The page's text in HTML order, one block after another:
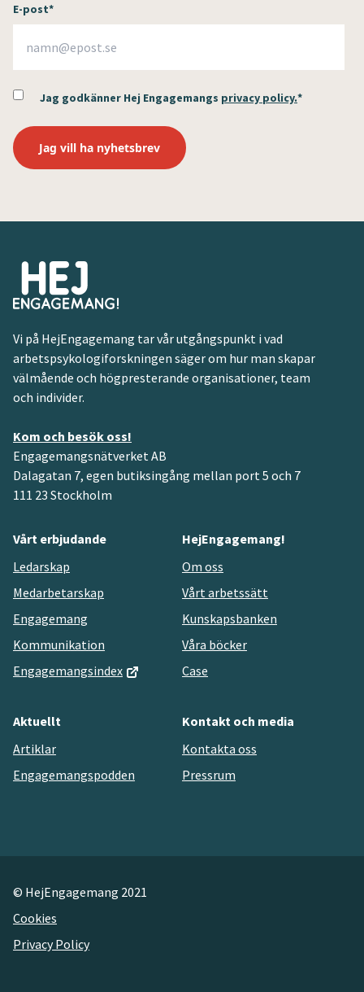
E-post*
Jag godkänner Hej Engagemangs privacy policy.*
Vi på HejEngagemang tar vår utgångspunkt i vad
arbetspsykologiforskningen säger om hur man skapar
välmående och högpresterande organisationer, team
och individer.
Kom och besök oss!
Engagemangsnätverket AB
Dalagatan 7, egen butiksingång mellan port 5 och 7
111 23 Stockholm
Vårt erbjudande
Ledarskap
Medarbetarskap
Engagemang
Kommunikation
Engagemangsindex
HejEngagemang!
Om oss
Vårt arbetssätt
Kunskapsbanken
Våra böcker
Case
Aktuellt
Artiklar
Engagemangspodden
Kontakt och media
Kontakta oss
Pressrum
© HejEngagemang 2021
Cookies
Privacy Policy